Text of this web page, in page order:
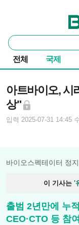
바
통
합
검
색
전체 국제
아트바이오, 시
상"
입력 2025-07-31 14:45
바이오스펙테이터 정
이 기사는 '
출범 2년만에 누
CEO·CTO 등 참